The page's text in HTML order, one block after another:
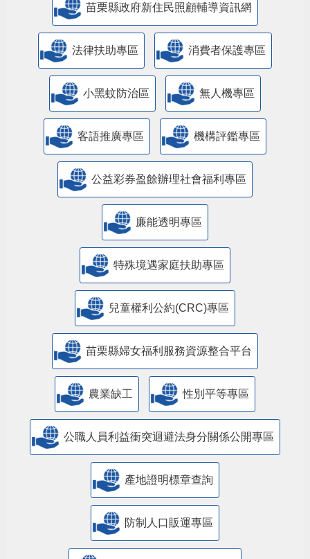
苗栗縣政府新住民照顧輔導資訊網
法律扶助專區 消費者保護專區
小黑蚊防治區 無人機專區
客語推廣專區 機構評鑑專區
公益彩券盈餘辦理社會福利專區
廉能透明專區
特殊境遇家庭扶助專區
兒童權利公約(CRC)專區
苗栗縣婦女福利服務資源整合平台
農業缺工 性別平等專區
公職人員利益衝突迴避法身分關係公開專區
產地證明標章查詢
防制人口販運專區